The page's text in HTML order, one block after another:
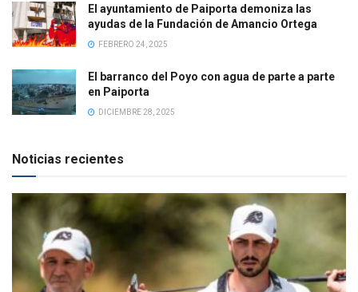
El ayuntamiento de Paiporta demoniza las
ayudas de la Fundación de Amancio Ortega
FEBRERO 24, 2025
El barranco del Poyo con agua de parte a parte
en Paiporta
DICIEMBRE 28, 2025
Noticias recientes